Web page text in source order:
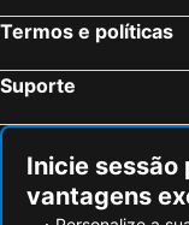
Bolonha, Emília-
Termos e políticas
Suporte
Inicie
vantagens